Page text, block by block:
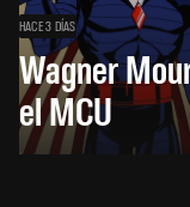
HACE 3 DÍAS
Wagner
el MCU